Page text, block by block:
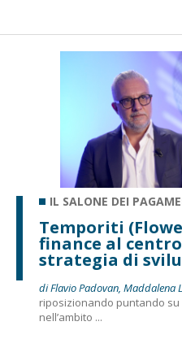
IL SALONE DEI
Temporiti
finance al
strategia di
di Flavio Padovan, Maddalena
riposizionando puntando
nell’ambito ...